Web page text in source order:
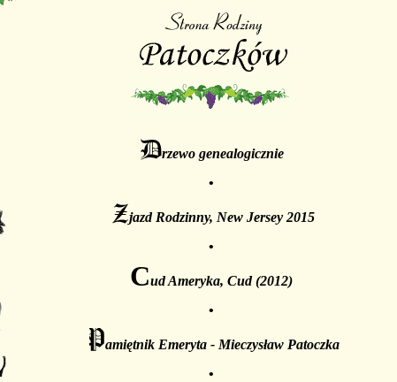
rzewo genealogicznie
•
jazd Rodzinny, New Jersey 2015
•
Cud Ameryka, Cud (2012)
•
amiętnik Emeryta - Mieczysław Patoczka
•